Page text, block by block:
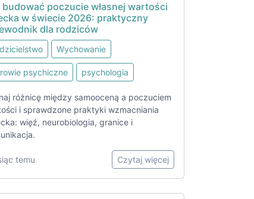
budować poczucie własnej wartości
w świecie 2026: praktyczny
dla rodziców
Wychowanie
psychiczne psychologia
różnicę między samooceną a poczuciem
i sprawdzone praktyki wzmacniania
więź, neurobiologia, granice i
temu Czytaj więcej